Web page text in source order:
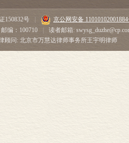
150832号
京公网安备
邮编：100710
读者邮箱:
顾问: 北京市万慧达律师事务所王宇明律师